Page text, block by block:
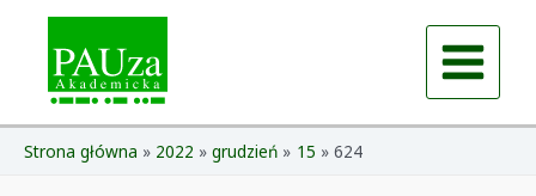
Main
Menu
Strona główna 2022 grudzień 15 624